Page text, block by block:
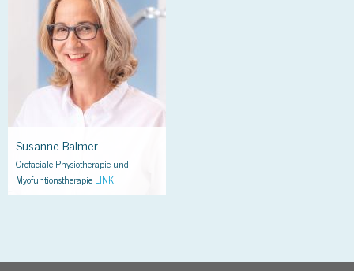
Susanne Balmer
Orofaciale Physiotherapie und
Myofuntionstherapie LINK